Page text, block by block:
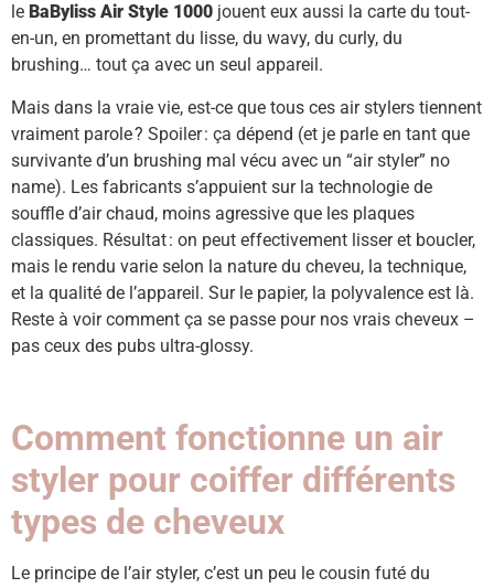
le BaByliss Air Style 1000 jouent eux aussi la carte du tout-
en-un, en promettant du lisse, du wavy, du curly, du
brushing… tout ça avec un seul appareil.
Mais dans la vraie vie, est-ce que tous ces air stylers tiennent
vraiment parole ? Spoiler : ça dépend (et je parle en tant que
survivante d’un brushing mal vécu avec un “air styler” no
name). Les fabricants s’appuient sur la technologie de
souffle d’air chaud, moins agressive que les plaques
classiques. Résultat : on peut effectivement lisser et boucler,
mais le rendu varie selon la nature du cheveu, la technique,
et la qualité de l’appareil. Sur le papier, la polyvalence est là.
Reste à voir comment ça se passe pour nos vrais cheveux –
pas ceux des pubs ultra-glossy.
Comment fonctionne un air
styler pour coiffer différents
types de cheveux
Le principe de l’air styler, c’est un peu le cousin futé du